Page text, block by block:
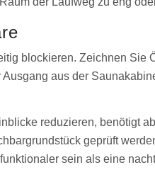
blockieren. Zeichnen Sie
aus der
reduzieren, benötigt
geprüft
sein als eine